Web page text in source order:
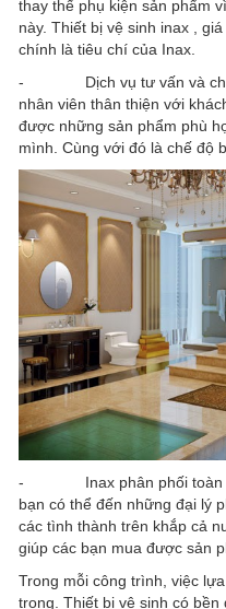
thay thế phụ kiện sản phẩm
này. Thiết bị vệ sinh inax ,
chính là tiêu chí của Inax.
- Dịch vụ tư vấn và chăm
nhân viên thân thiện với
được những sản phẩm phù
mình. Cùng với đó là chế độ
- Inax phân phối toàn
bạn có thể đến những đại lý
các tình thành trên khắp cả
giúp các bạn mua được sản
Trong mỗi công trình, việc
trọng. Thiết bị vệ sinh có